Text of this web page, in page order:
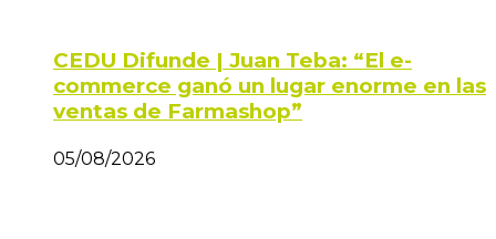
CEDU Difunde | Juan Teba: “El e-
commerce ganó un lugar enorme en las
ventas de Farmashop”
05/08/2026